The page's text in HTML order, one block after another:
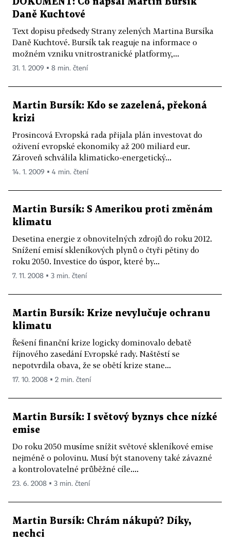
DOKUMENT: Co napsal Martin Bursík
Daně Kuchtové
Text dopisu předsedy Strany zelených Martina Bursíka
Daně Kuchtové. Bursík tak reaguje na informace o
možném vzniku vnitrostranické platformy,...
31. 1. 2009 ▪ 8 min. čtení
Martin Bursík: Kdo se zazelená, překoná
krizi
Prosincová Evropská rada přijala plán investovat do
oživení evropské ekonomiky až 200 miliard eur.
Zároveň schválila klimaticko-energetický...
14. 1. 2009 ▪ 4 min. čtení
Martin Bursík: S Amerikou proti změnám
klimatu
Desetina energie z obnovitelných zdrojů do roku 2012.
Snížení emisí skleníkových plynů o čtyři pětiny do
roku 2050. Investice do úspor, které by...
7. 11. 2008 ▪ 3 min. čtení
Martin Bursík: Krize nevylučuje ochranu
klimatu
Řešení finanční krize logicky dominovalo debatě
říjnového zasedání Evropské rady. Naštěstí se
nepotvrdila obava, že se obětí krize stane...
17. 10. 2008 ▪ 2 min. čtení
Martin Bursík: I světový byznys chce nízké
emise
Do roku 2050 musíme snížit světové skleníkové emise
nejméně o polovinu. Musí být stanoveny také závazné
a kontrolovatelné průběžné cíle....
23. 6. 2008 ▪ 3 min. čtení
Martin Bursík: Chrám nákupů? Díky,
nechci